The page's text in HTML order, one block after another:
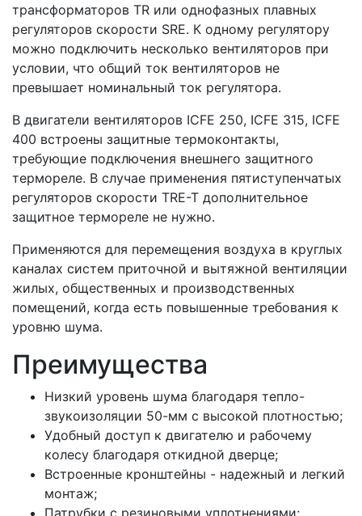
трансформаторов TR или однофазных плавных
регуляторов скорости SRE. К одному регулятору
можно подключить несколько вентиляторов при
условии, что общий ток вентиляторов не
превышает номинальный ток регулятора.
В двигатели вентиляторов ICFE 250, ICFE 315, ICFE
400 встроены защитные термоконтакты,
требующие подключения внешнего защитного
термореле. В случае применения пятиступенчатых
регуляторов скорости TRE-T дополнительное
защитное термореле не нужно.
Применяются для перемещения воздуха в круглых
каналах систем приточной и вытяжной вентиляции
жилых, общественных и производственных
помещений, когда есть повышенные требования к
уровню шума.
Преимущества
Низкий уровень шума благодаря тепло-
звукоизоляции 50-мм с высокой плотностью;
Удобный доступ к двигателю и рабочему
колесу благодаря откидной дверце;
Встроенные кронштейны - надежный и легкий
монтаж;
Патрубки с резиновыми уплотнениями;